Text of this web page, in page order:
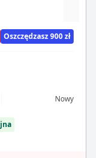
Oszczędzasz 900 zł
Nowy